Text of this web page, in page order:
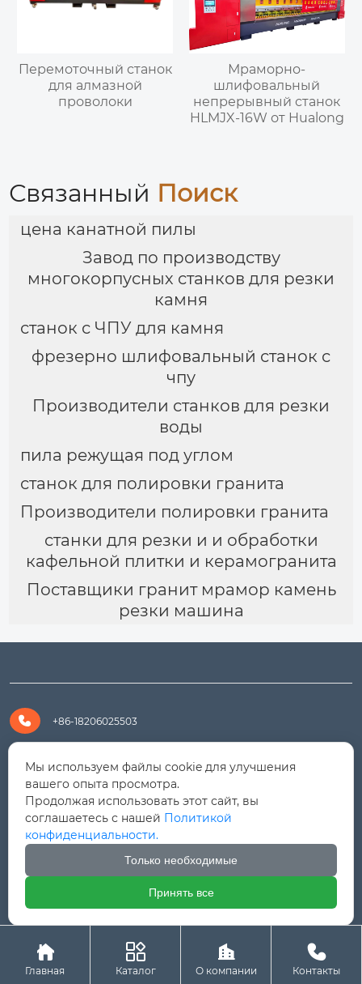
Перемоточный станок
для алмазной
проволоки
Мраморно-
шлифовальный
непрерывный станок
HLMJX-16W от Hualong
Связанный Поиск
цена канатной пилы
Завод по производству
многокорпусных станков для резки
камня
станок с ЧПУ для камня
фрезерно шлифовальный станок с
чпу
Производители станков для резки
воды
пила режущая под углом
станок для полировки гранита
Производители полировки гранита
станки для резки и и обработки
кафельной плитки и керамогранита
Поставщики гранит мрамор камень
резки машина
 +86-18206025503
 +8618206025503
 yanali@hualongm.com

351144, Китай, пров.Фуцзянь, г. Путянь, район Личэн,
промышленная зона Хуанши

Авторское право © ООО "Fujian Province HuaLong

Главная

Каталог

О компании

Контакты
Мы используем файлы cookie для улучшения
вашего опыта просмотра.
Продолжая использовать этот сайт, вы
соглашаетесь с нашей Политикой
конфиденциальности.
Только необходимые
Принять все